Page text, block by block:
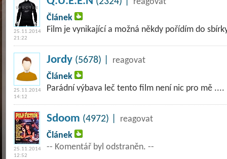
25.11.2014
21:22
reagovat
Článek
Film je vynikající a možná někdy pořídím do
25.11.2014
14:12
Jordy (5678) |
reagovat
Článek
Parádní výbava leč tento film není nic pro mě ....
25.11.2014
12:52
Sdoom (4972) |
reagovat
Článek
-- Komentář byl odstraněn. --